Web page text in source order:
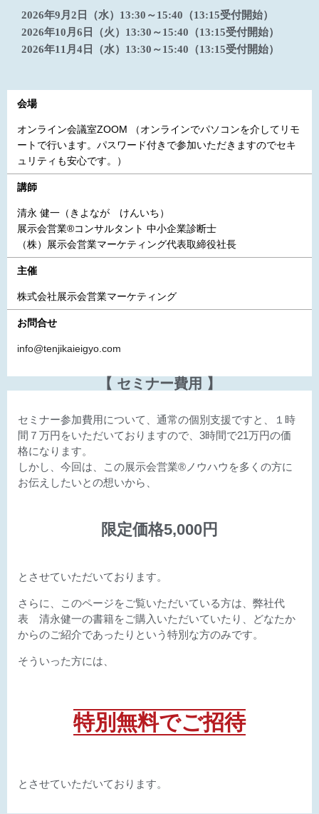
2026年9月2日（水）13:30～15:40（13:15受付開始）
2026年10月6日（火）13:30～15:40（13:15受付開始）
2026年11月4日（水）13:30～15:40（13:15受付開始）
会場
オンライン会議室ZOOM （オンラインでパソコンを介してリモ
ートで行います。パスワード付きで参加いただきますのでセキ
ュリティも安心です。）
講師
清永 健一（きよなが けんいち）
展示会営業®コンサルタント 中小企業診断士
（株）展示会営業マーケティング代表取締役社長
主催
株式会社展示会営業マーケティング
お問合せ
info@tenjikaieigyo.com
【 セミナー費用 】
セミナー参加費用について、通常の個別支援ですと、１時
間７万円をいただいておりますので、3時間で21万円の価
格になります。
しかし、今回は、この展示会営業®ノウハウを多くの方に
お伝えしたいとの想いから、
限定価格5,000円
とさせていただいております。
さらに、このページをご覧いただいている方は、弊社代
表 清永健一の書籍をご購入いただいていたり、どなたか
からのご紹介であったりという特別な方のみです。
そういった方には、
特別無料でご招待
とさせていただいております。